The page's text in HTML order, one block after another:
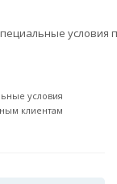
условия
клиентам